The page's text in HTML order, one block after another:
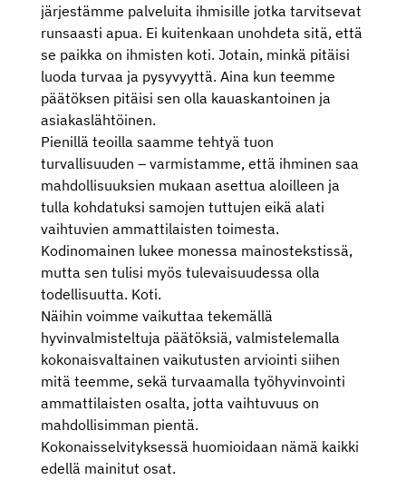
järjestämme palveluita ihmisille jotka tarvitsevat
runsaasti apua. Ei kuitenkaan unohdeta sitä, että
se paikka on ihmisten koti. Jotain, minkä pitäisi
luoda turvaa ja pysyvyyttä. Aina kun teemme
päätöksen pitäisi sen olla kauaskantoinen ja
asiakaslähtöinen.
Pienillä teoilla saamme tehtyä tuon
turvallisuuden – varmistamme, että ihminen saa
mahdollisuuksien mukaan asettua aloilleen ja
tulla kohdatuksi samojen tuttujen eikä alati
vaihtuvien ammattilaisten toimesta.
Kodinomainen lukee monessa mainostekstissä,
mutta sen tulisi myös tulevaisuudessa olla
todellisuutta. Koti.
Näihin voimme vaikuttaa tekemällä
hyvinvalmisteltuja päätöksiä, valmistelemalla
kokonaisvaltainen vaikutusten arviointi siihen
mitä teemme, sekä turvaamalla työhyvinvointi
ammattilaisten osalta, jotta vaihtuvuus on
mahdollisimman pientä.
Kokonaisselvityksessä huomioidaan nämä kaikki
edellä mainitut osat.